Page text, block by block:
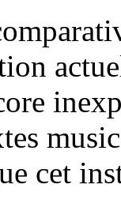
cet